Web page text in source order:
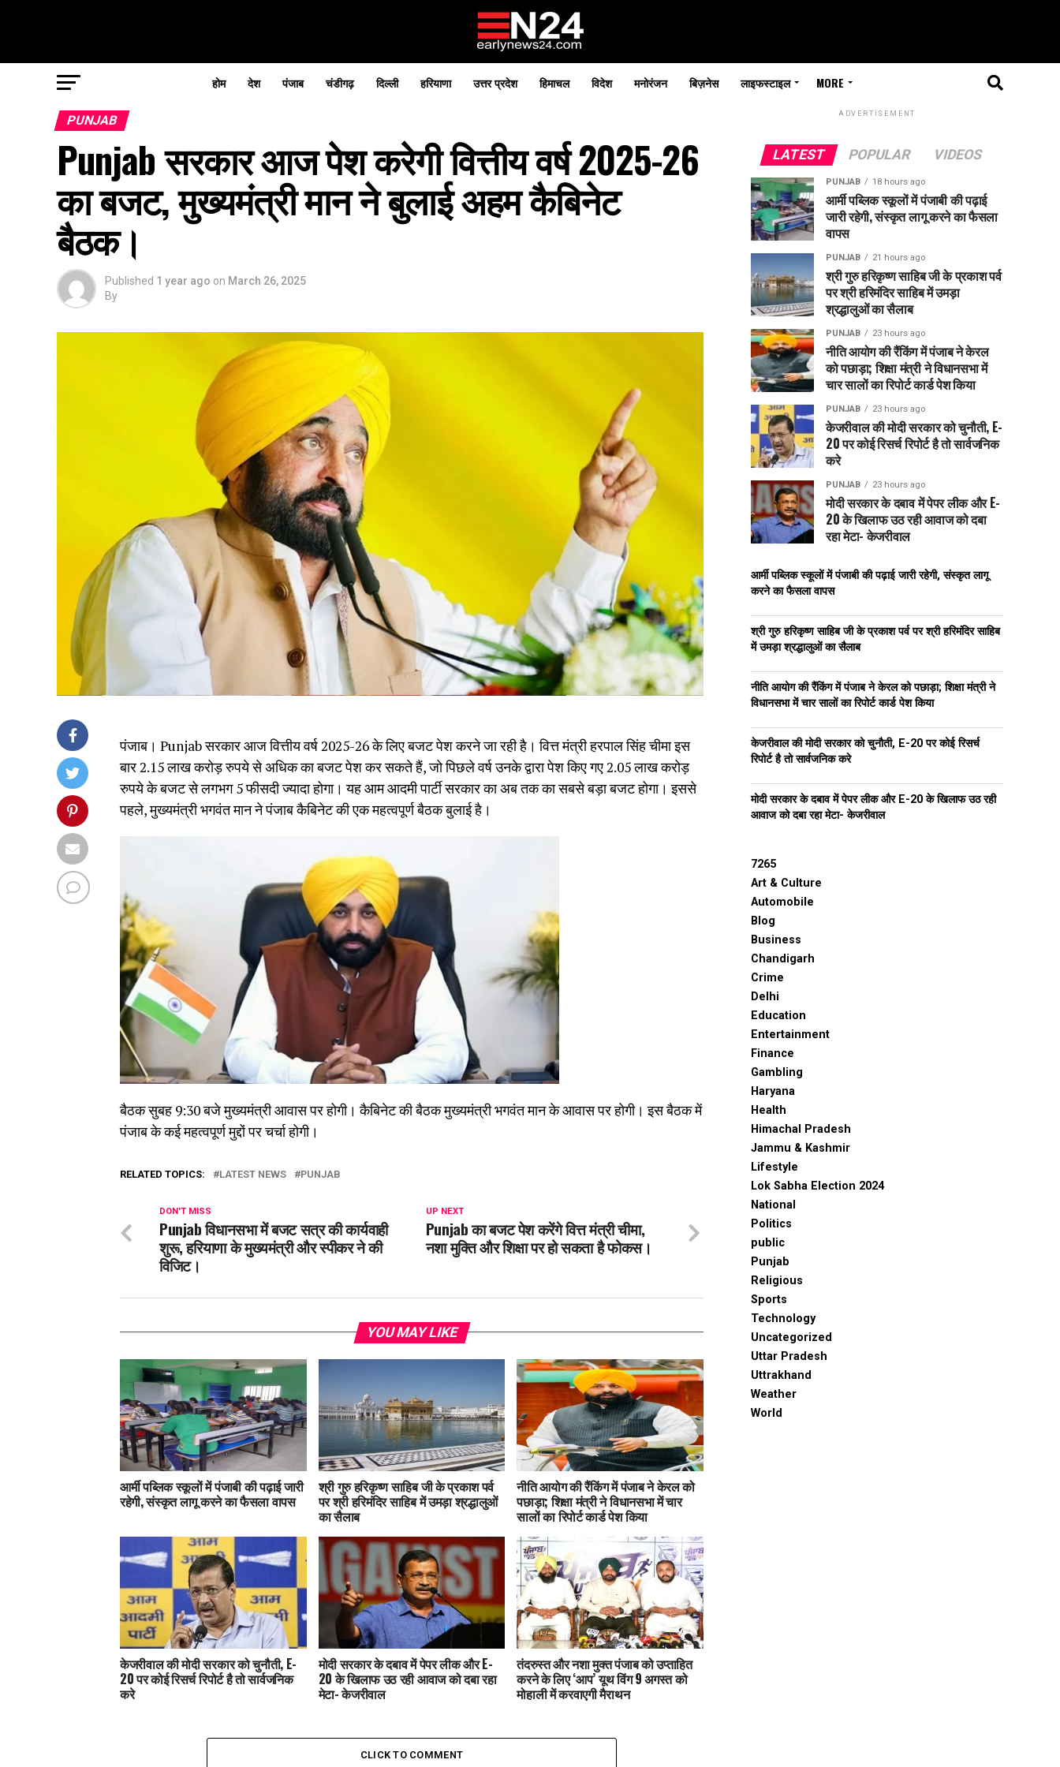
होम देश पंजाब चंडीगढ़ दिल्ली हरियाणा उत्तर प्रदेश हिमाचल विदेश मनोरंजन बिज़नेस लाइफस्टाइल MORE
PUNJAB
Punjab सरकार आज पेश करेगी वित्तीय वर्ष 2025-26
का बजट, मुख्यमंत्री मान ने बुलाई अहम कैबिनेट
बैठक।
Published 1 year ago on March 26, 2025
By
पंजाब। Punjab सरकार आज वित्तीय वर्ष 2025-26 के लिए बजट पेश करने जा रही है। वित्त मंत्री हरपाल सिंह चीमा इस
बार 2.15 लाख करोड़ रुपये से अधिक का बजट पेश कर सकते हैं, जो पिछले वर्ष उनके द्वारा पेश किए गए 2.05 लाख करोड़
रुपये के बजट से लगभग 5 फीसदी ज्यादा होगा। यह आम आदमी पार्टी सरकार का अब तक का सबसे बड़ा बजट होगा। इससे
पहले, मुख्यमंत्री भगवंत मान ने पंजाब कैबिनेट की एक महत्वपूर्ण बैठक बुलाई है।
बैठक सुबह 9:30 बजे मुख्यमंत्री आवास पर होगी। कैबिनेट की बैठक मुख्यमंत्री भगवंत मान के आवास पर होगी। इस बैठक में
पंजाब के कई महत्वपूर्ण मुद्दों पर चर्चा होगी।
RELATED TOPICS: LATEST NEWS PUNJAB
UP NEXT
Punjab का बजट पेश करेंगे वित्त मंत्री चीमा,
नशा मुक्ति और शिक्षा पर हो सकता है फोकस।
DON'T MISS
Punjab विधानसभा में बजट सत्र की कार्यवाही
शुरू, हरियाणा के मुख्यमंत्री और स्पीकर ने की
विजिट।
YOU MAY LIKE
आर्मी पब्लिक स्कूलों में पंजाबी की पढ़ाई जारी
रहेगी, संस्कृत लागू करने का फैसला वापस
श्री गुरु हरिकृष्ण साहिब जी के प्रकाश पर्व
पर श्री हरिमंदिर साहिब में उमड़ा श्रद्धालुओं
का सैलाब
नीति आयोग की रैंकिंग में पंजाब ने केरल को
पछाड़ा; शिक्षा मंत्री ने विधानसभा में चार
सालों का रिपोर्ट कार्ड पेश किया
केजरीवाल की मोदी सरकार को चुनौती, E-
20 पर कोई रिसर्च रिपोर्ट है तो सार्वजनिक
करे
मोदी सरकार के दबाव में पेपर लीक और E-
20 के खिलाफ उठ रही आवाज को दबा रहा
मेटा- केजरीवाल
तंदरुस्त और नशा मुक्त पंजाब को उप्ताहित
करने के लिए ‘आप’ यूथ विंग 9 अगस्त को
मोहाली में करवाएगी मैराथन
CLICK TO COMMENT
ADVERTISEMENT
LATEST POPULAR VIDEOS
PUNJAB 18 hours ago
आर्मी पब्लिक स्कूलों में पंजाबी की पढ़ाई
जारी रहेगी, संस्कृत लागू करने का फैसला
वापस
PUNJAB 21 hours ago
श्री गुरु हरिकृष्ण साहिब जी के प्रकाश पर्व
पर श्री हरिमंदिर साहिब में उमड़ा
श्रद्धालुओं का सैलाब
PUNJAB 23 hours ago
नीति आयोग की रैंकिंग में पंजाब ने केरल
को पछाड़ा; शिक्षा मंत्री ने विधानसभा में
चार सालों का रिपोर्ट कार्ड पेश किया
PUNJAB 23 hours ago
केजरीवाल की मोदी सरकार को चुनौती, E-
20 पर कोई रिसर्च रिपोर्ट है तो सार्वजनिक
करे
PUNJAB 23 hours ago
मोदी सरकार के दबाव में पेपर लीक और E-
20 के खिलाफ उठ रही आवाज को दबा
रहा मेटा- केजरीवाल
आर्मी पब्लिक स्कूलों में पंजाबी की पढ़ाई जारी रहेगी, संस्कृत लागू
करने का फैसला वापस
श्री गुरु हरिकृष्ण साहिब जी के प्रकाश पर्व पर श्री हरिमंदिर साहिब
में उमड़ा श्रद्धालुओं का सैलाब
नीति आयोग की रैंकिंग में पंजाब ने केरल को पछाड़ा; शिक्षा मंत्री ने
विधानसभा में चार सालों का रिपोर्ट कार्ड पेश किया
केजरीवाल की मोदी सरकार को चुनौती, E-20 पर कोई रिसर्च
रिपोर्ट है तो सार्वजनिक करे
मोदी सरकार के दबाव में पेपर लीक और E-20 के खिलाफ उठ रही
आवाज को दबा रहा मेटा- केजरीवाल
7265
Art & Culture
Automobile
Blog
Business
Chandigarh
Crime
Delhi
Education
Entertainment
Finance
Gambling
Haryana
Health
Himachal Pradesh
Jammu & Kashmir
Lifestyle
Lok Sabha Election 2024
National
Politics
public
Punjab
Religious
Sports
Technology
Uncategorized
Uttar Pradesh
Uttrakhand
Weather
World